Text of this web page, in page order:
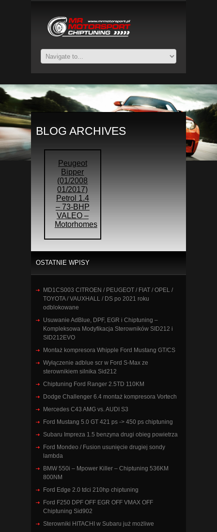
BLOG ARCHIVES
Peugeot
Bipper
(01/2008
01/2017)
Petrol 1.4
– 73-BHP
VALEO –
Motorhomes
OSTATNIE WPISY
MD1CS003 CITROEN / PEUGEOT / FIAT / OPEL /
TOYOTA / VAUXHALL / DS po 2021 roku
odblokowane
Usuwanie AdBlue, DPF, EGR i Chiptuning –
Kompleksowa Modyfikacja Sterowników SID212 i
SID212EVO
Montaż kompresora Whipple Ford Mustang GT/CS
Wyłączenie adblue scr w Ford S-Max ze
sterownikiem silnika Sid212
Chiptuning Ford Ranger 2.5TD 110KM
Dodge Challenger 6.4 montaż kompresora Vortech
Mercedes C43 AMG vs. AUDI S3
Ford Mustang 5.0 GT 421 ps -> 450 ps chiptuning
Subaru Impreza 1.5 benzyna drugi obieg powietrza
Ford Mondeo / Fusion usunięcie drugiej sondy
lambda
BMW 550i – Mpower Killer – Chiptuning 536KM
800NM
Ford Edge 2.0 tdci 210hp chiptuning
Ford F250 DPF OFF EGR OFF VMAX OFF
Chiptuning Sid902
Sterowniki HITACHI w Subaru już możliwe